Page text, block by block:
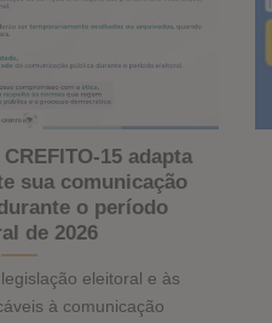
15 adapta
sua comunicação
o período
de 2026
eleitoral e às
à comunicação